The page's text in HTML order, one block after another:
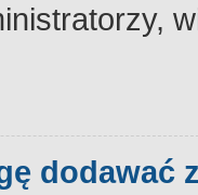
dodawać